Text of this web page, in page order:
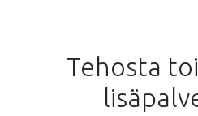
Tehosta